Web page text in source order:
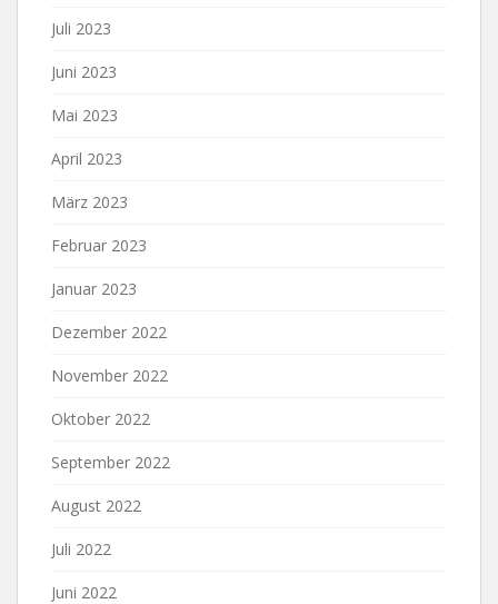
Juli 2023
Juni 2023
Mai 2023
April 2023
März 2023
Februar 2023
Januar 2023
Dezember 2022
November 2022
Oktober 2022
September 2022
August 2022
Juli 2022
Juni 2022